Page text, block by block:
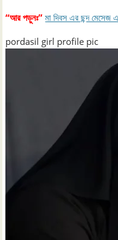
“আর পড়ুনঃ” মা দিবস এর ছন্দ
pordasil girl profile pic